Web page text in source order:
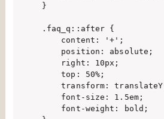
}
.faq_q::after {
    content: '+';
    position: absolute;
    right: 10px;
    top: 50%;
transform:
    font-size: 1.5em;
    font-weight: bold;